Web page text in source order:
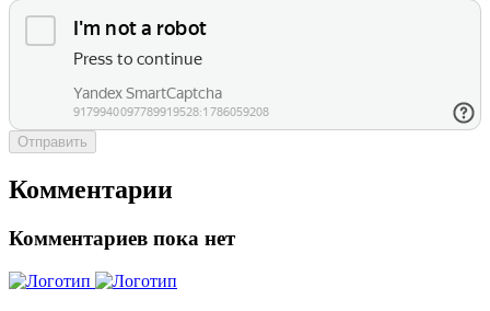
Отправить
Комментарии
Комментариев пока нет